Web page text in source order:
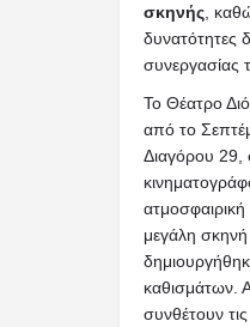
σκηνής,
δυνατότητες
συνεργασίας
Το Θέατρο
από το
Διαγόρου 29,
μεγάλη σκηνή
καθισμάτων.
συνθέτουν